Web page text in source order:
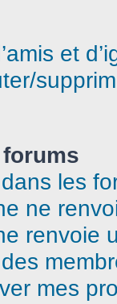
et
les
ne
renvoie
mes